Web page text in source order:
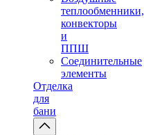
теплообменники,
конвекторы
и
ППШ
Соединительные
элементы
Отделка
для
бани